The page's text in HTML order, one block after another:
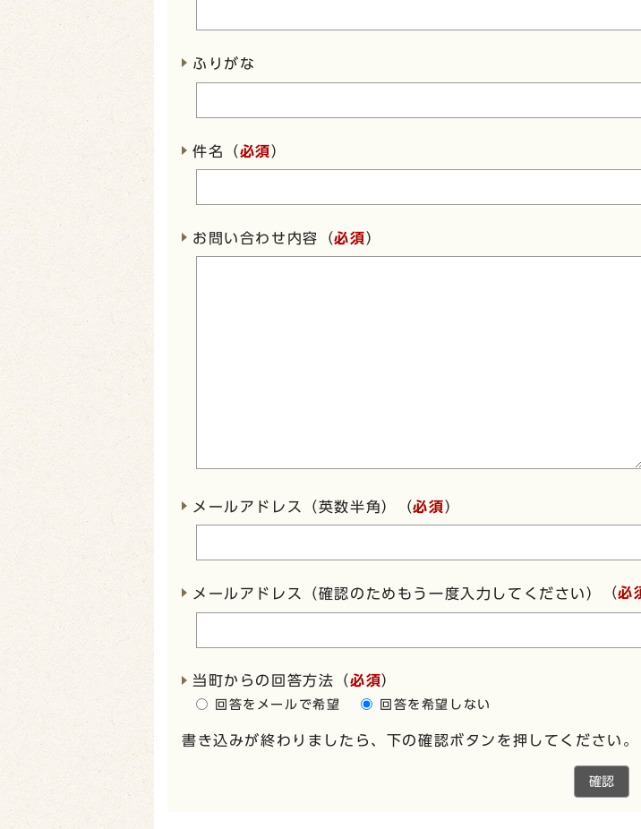
ふりがな
件名（必須）
お問い合わせ内容（必須）
メールアドレス（英数半角）（必須）
メールアドレス（確認のためもう一度入力してください） （必
当町からの回答方法 （必須）
回答をメールで希望 回答を希望しない
書き込みが終わりましたら、下の確認ボタンを押してください。
確認